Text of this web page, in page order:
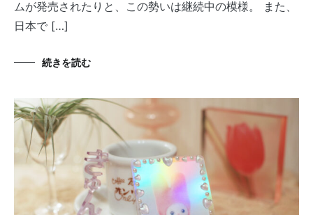
ムが発売されたりと、この勢いは継続中の模様。 また、
日本で […]
続きを読む